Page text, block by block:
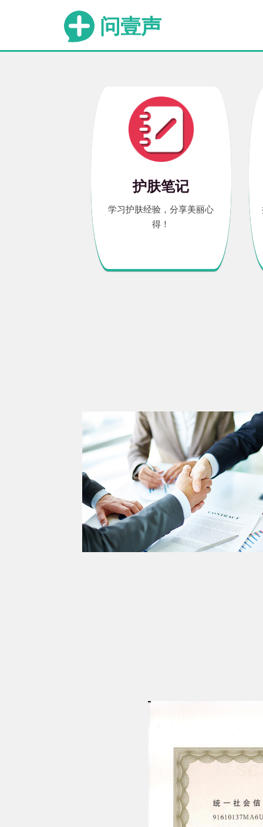
问壹声
护肤笔记
学习护肤经验，分享美丽心
得！